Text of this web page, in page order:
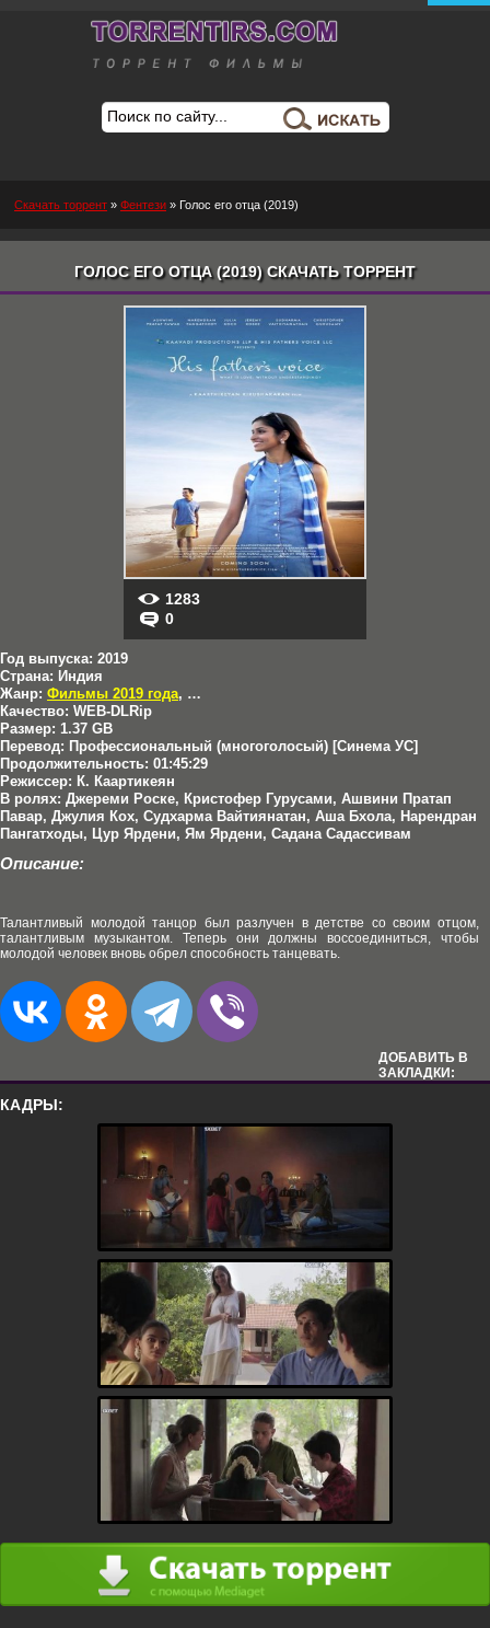
Скачать торрент » Фентези » Голос его отца (2019)
ГОЛОС ЕГО ОТЦА (2019) СКАЧАТЬ ТОРРЕНТ
1283
0
Год выпуска: 2019
Страна: Индия
Жанр: Фильмы 2019 года, Драмы
Качество: WEB-DLRip
Размер: 1.37 GB
Перевод: Профессиональный (многоголосый) [Синема УС]
Продолжительность: 01:45:29
Режиссер: К. Каартикеян
В ролях: Джереми Роске, Кристофер Гурусами, Ашвини Пратап
Павар, Джулия Кох, Судхарма Вайтиянатан, Аша Бхола, Нарендран
Пангатходы, Цур Ярдени, Ям Ярдени, Садана Садассивам
Описание:
Талантливый молодой танцор был разлучен в детстве со своим отцом,
талантливым музыкантом. Теперь они должны воссоединиться, чтобы
молодой человек вновь обрел способность танцевать.
ДОБАВИТЬ В
ЗАКЛАДКИ:
КАДРЫ: